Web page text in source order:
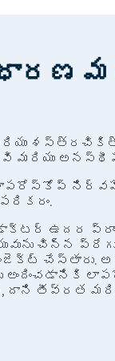
ఉదర
చిన్న
చేస్తారు.
తీవ్రత మరియు